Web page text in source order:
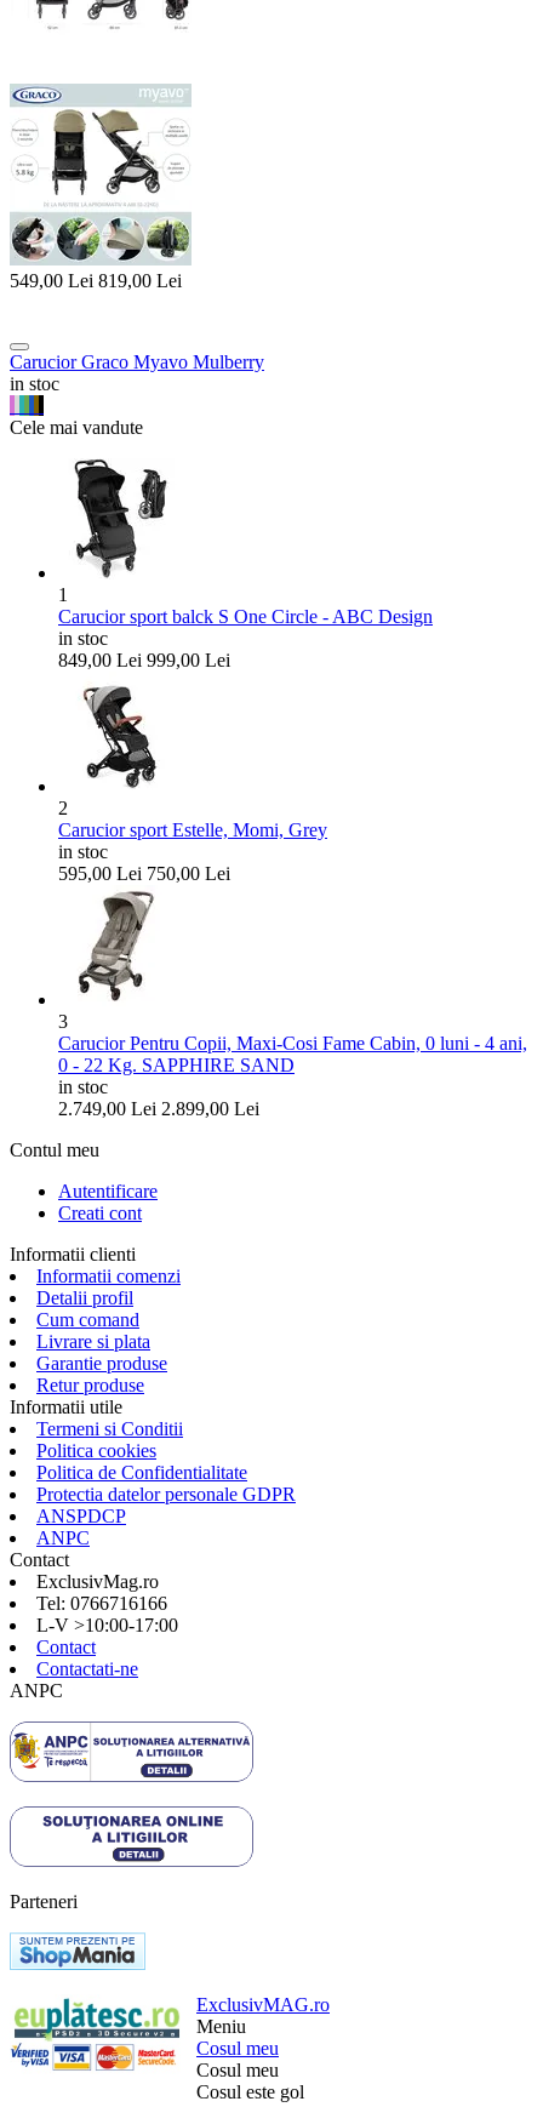
549,00 Lei 819,00 Lei
Carucior Graco Myavo Mulberry
in stoc
Cele mai vandute
1
Carucior sport balck S One Circle - ABC Design
in stoc
849,00 Lei 999,00 Lei
2
Carucior sport Estelle, Momi, Grey
in stoc
595,00 Lei 750,00 Lei
3
Carucior Pentru Copii, Maxi-Cosi Fame Cabin, 0 luni - 4 ani,
0 - 22 Kg. SAPPHIRE SAND
in stoc
2.749,00 Lei 2.899,00 Lei
Contul meu
Autentificare
Creati cont
Informatii clienti
Informatii comenzi
Detalii profil
Cum comand
Livrare si plata
Garantie produse
Retur produse
Informatii utile
Termeni si Conditii
Politica cookies
Politica de Confidentialitate
Protectia datelor personale GDPR
ANSPDCP
ANPC
Contact
ExclusivMag.ro
Tel: 0766716166
L-V >10:00-17:00
Contact
Contactati-ne
ANPC
Parteneri
ExclusivMAG.ro
Meniu
Cosul meu
Cosul meu
Cosul este gol